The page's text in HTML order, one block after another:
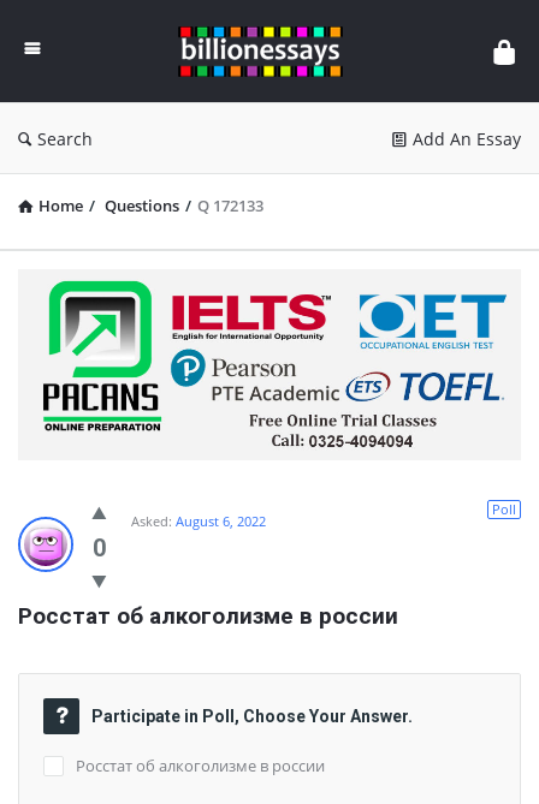
Essays
Search Add An Essay
Home / Questions / Q 172133
0
Poll
Asked: August 6, 2022
Росстат об алкоголизме в россии
Participate in Poll, Choose Your Answer.
Росстат об алкоголизме в россии